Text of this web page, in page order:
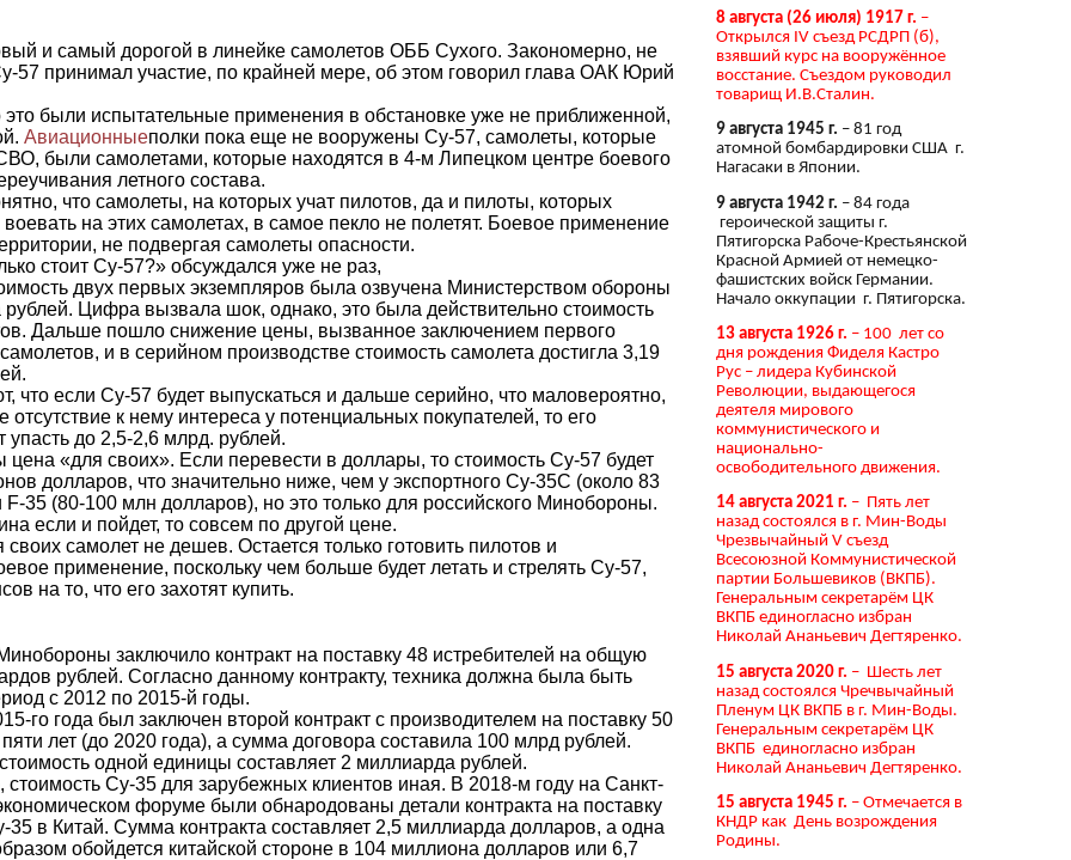
и самый дорогой в линейке самолетов ОББ Сухого. Закономерно, не
57 принимал участие, по крайней мере, об этом говорил глава ОАК Юрий
это были испытательные применения в обстановке уже не приближенной,
Авиационныеполки пока еще не вооружены Су-57, самолеты, которые
были самолетами, которые находятся в 4-м Липецком центре боевого
летного состава.
что самолеты, на которых учат пилотов, да и пилоты, которых
воевать на этих самолетах, в самое пекло не полетят. Боевое применение
не подвергая самолеты опасности.
стоит Су-57?» обсуждался уже не раз,
двух первых экземпляров была озвучена Министерством обороны
Цифра вызвала шок, однако, это была действительно стоимость
Дальше пошло снижение цены, вызванное заключением первого
и в серийном производстве стоимость самолета достигла 3,19
что если Су-57 будет выпускаться и дальше серийно, что маловероятно,
отсутствие к нему интереса у потенциальных покупателей, то его
упасть до 2,5-2,6 млрд. рублей.
цена «для своих». Если перевести в доллары, то стоимость Су-57 будет
долларов, что значительно ниже, чем у экспортного Су-35С (около 83
35 (80-100 млн долларов), но это только для российского Минобороны.
если и пойдет, то совсем по другой цене.
самолет не дешев. Остается только готовить пилотов и
применение, поскольку чем больше будет летать и стрелять Су-57,
на то, что его захотят купить.
заключило контракт на поставку 48 истребителей на общую
рублей. Согласно данному контракту, техника должна была быть
с 2012 по 2015-й годы.
го года был заключен второй контракт с производителем на поставку 50
лет (до 2020 года), а сумма договора составила 100 млрд рублей.
одной единицы составляет 2 миллиарда рублей.
стоимость Су-35 для зарубежных клиентов иная. В 2018-м году на Санкт-
форуме были обнародованы детали контракта на поставку
35 в Китай. Сумма контракта составляет 2,5 миллиарда долларов, а одна
обойдется китайской стороне в 104 миллиона долларов или 6,7
8 августа (26 июля) 1917 г. –
Открылся IV съезд РСДРП (б),
взявший курс на вооружённое
восстание. Съездом руководил
товарищ И.В.Сталин.
9 августа 1945 г. – 81 год
атомной бомбардировки США г.
Нагасаки в Японии.
9 августа 1942 г. – 84 года
героической защиты г.
Пятигорска Рабоче-Крестьянской
Красной Армией от немецко-
фашистских войск Германии.
Начало оккупации г. Пятигорска.
13 августа 1926 г. – 100 лет со
дня рождения Фиделя Кастро
Рус – лидера Кубинской
Революции, выдающегося
деятеля мирового
коммунистического и
национально-
освободительного движения.
14 августа 2021 г. – Пять лет
назад состоялся в г. Мин-Воды
Чрезвычайный V съезд
Всесоюзной Коммунистической
партии Большевиков (ВКПБ).
Генеральным секретарём ЦК
ВКПБ единогласно избран
Николай Ананьевич Дегтяренко.
15 августа 2020 г. – Шесть лет
назад состоялся Чречвычайный
Пленум ЦК ВКПБ в г. Мин-Воды.
Генеральным секретарём ЦК
ВКПБ единогласно избран
Николай Ананьевич Дегтяренко.
15 августа 1945 г. – Отмечается в
КНДР как День возрождения
Родины.